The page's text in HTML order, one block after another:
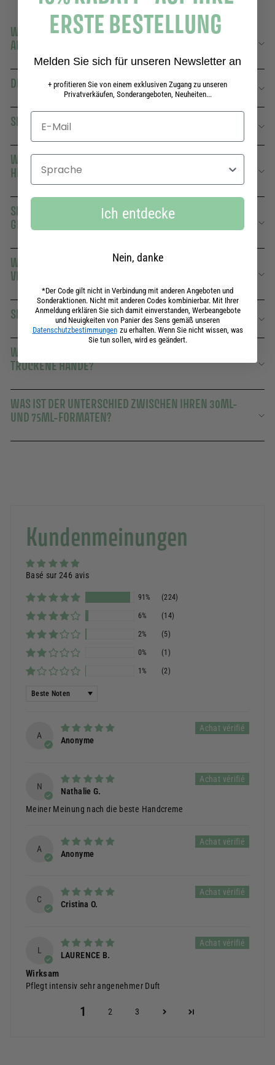
WELCHE DÜFTE BIETEN SIE IN IHREN HANDCREMES
AN?
DIE BEDEUTUNG UND DIE VORTEILE VON HANDCREMES
SIND IHRE HANDCREMES FETTIG?
WERDEN IHRE HANDCREMES IN FRANKREICH
HERGESTELLT?
SIND IHRE HANDCREMES FÜR EMPFINDLICHE HAUT
GEEIGNET?
WARUM SOLLTE MAN TÄGLICH EINE HANDCREME
VERWENDEN?
SIND IHRE HANDCREMES VEGAN?
WELCHE HANDCREME IST DIE RICHTIGE FÜR SEHR
TROCKENE HÄNDE?
WAS IST DER UNTERSCHIED ZWISCHEN IHREN 30ML-
UND 75ML-FORMATEN?
Kundenmeinungen
Basé sur 246 avis
91% (224)
6% (14)
2% (5)
0% (1)
1% (2)
Sortieren nach
A
Anonyme
N
Nathalie G.
Meiner Meinung nach die beste Handcreme
A
Anonyme
C
Cristina O.
L
LAURENCE B.
Wirksam
Pflegt intensiv sehr angenehmer Duft
1 2 3
ERSTE BESTELLUNG
Melden Sie sich für unseren Newsletter an
+ profitieren Sie von einem exklusiven Zugang zu unseren
Privatverkäufen, Sonderangeboten, Neuheiten...
Sprache
Ich entdecke
Nein, danke
*Der Code gilt nicht in Verbindung mit anderen Angeboten und
Sonderaktionen. Nicht mit anderen Codes kombinierbar. Mit Ihrer
Anmeldung erklären Sie sich damit einverstanden, Werbeangebote
und Neuigkeiten von Panier des Sens gemäß unseren
Datenschutzbestimmungen zu erhalten. Wenn Sie nicht wissen, was
Sie tun sollen, wird es geändert.